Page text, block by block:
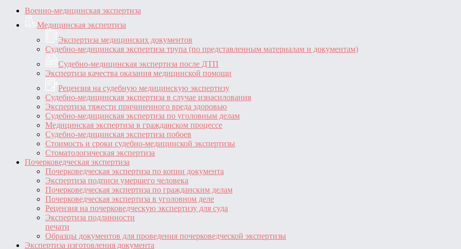
Военно-медицинская экспертиза
Медицинская экспертиза
Экспертиза медицинских документов
Судебно-медицинская экспертиза трупа (по представленным материалам и документам)
Судебно-медицинская экспертиза после ДТП
Экспертиза качества оказания медицинской помощи
Рецензия на судебную медицинскую экспертизу
Судебно-медицинская экспертиза в случае изнасилования
Экспертиза тяжести причиненного вреда здоровью
Судебно-медицинская экспертиза по уголовным делам
Медицинская экспертиза в гражданском процессе
Судебно-медицинская экспертиза побоев
Стоимость и сроки судебно-медицинской экспертизы
Стоматологическая экспертиза
Почерковедческая экспертиза
Почерковедческая экспертиза по копии документа
Экспертиза подписи умершего человека
Почерковедческая экспертиза по гражданским делам
Почерковедческая экспертиза в уголовном деле
Рецензия на почерковедческую экспертизу для суда
Экспертиза подлинности
печати
Образцы документов для проведения почерковедческой экспертизы
Экспертиза изготовления документа